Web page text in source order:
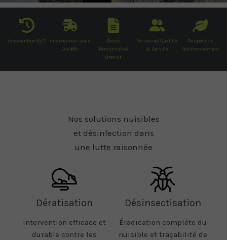
Intervention 6j/7
Intervention sous
24/48h
Devis
Personnalisé
Gratuit
Personnel Qualifié
& Certifié
Respect de
l’environnement
Nos solutions nuisibles
et désinfection dans
une lutte raisonnée
Dératisation
Intervention efficace et
durable contre les
Désinsectisation
Éradication complète du
nuisible et traçabilité de